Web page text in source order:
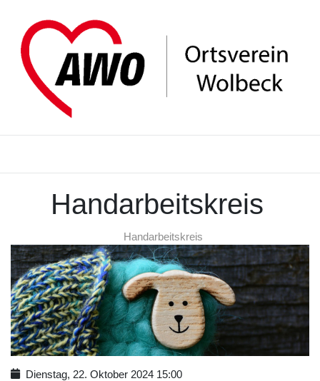
Handarbeitskreis
Handarbeitskreis
Dienstag, 22. Oktober 2024 15:00